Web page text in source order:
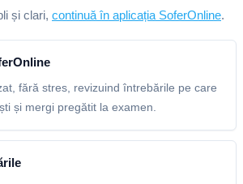
și clari, continuă în aplicația SoferOnline.
fără stres, revizuind întrebările pe care
și mergi pregătit la examen.